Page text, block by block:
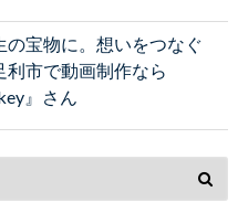
の宝物に。想いをつなぐ
利市で動画制作なら
』さん